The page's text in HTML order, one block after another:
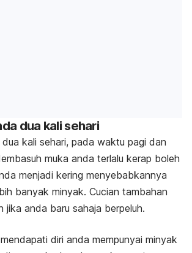
dua kali sehari
kali sehari, pada waktu pagi dan
muka anda terlalu kerap boleh
menjadi kering menyebabkannya
banyak minyak. Cucian tambahan
jika anda baru sahaja berpeluh.
diri anda mempunyai minyak